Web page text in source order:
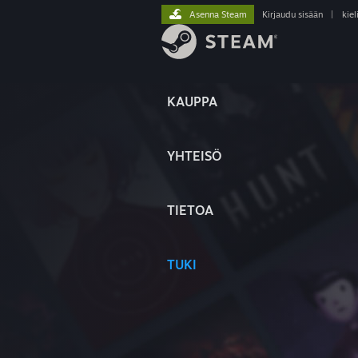
KAUPPA
YHTEISÖ
TIETOA
TUKI
Asenna Steam Kirjaudu sisään kieli